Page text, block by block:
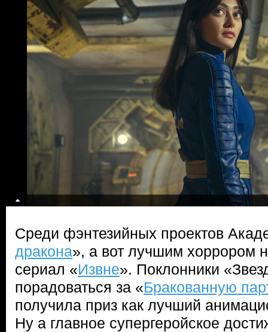
Среди фэнтезийных проектов
дракона», а вот лучшим хоррором
сериал «Извне». Поклонники
порадоваться за «Бракованную
получила приз как лучший
Ну а главное супергеройское